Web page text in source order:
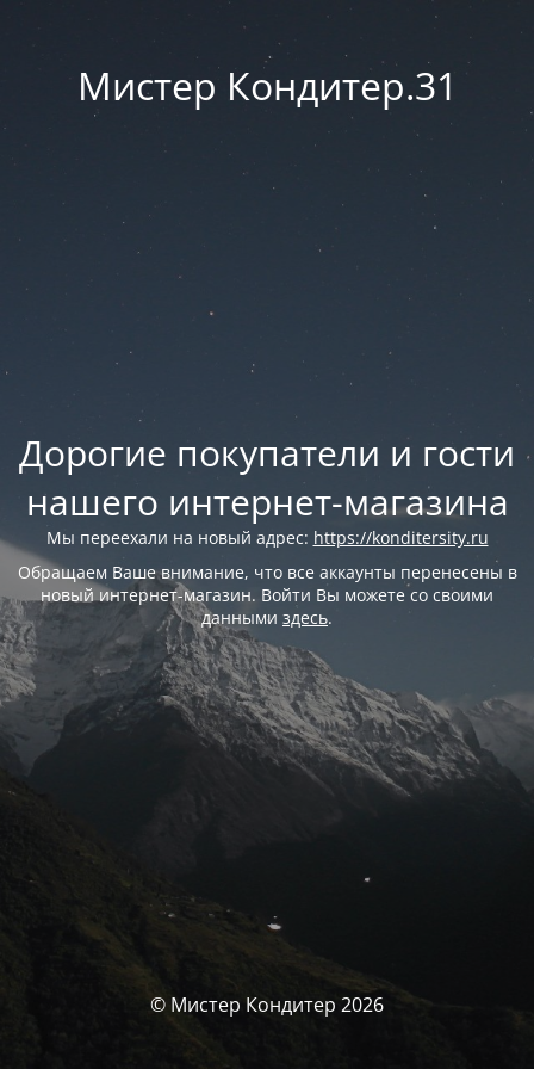
Мистер Кондитер.31
Дорогие покупатели и гости
нашего интернет-магазина
Мы переехали на новый адрес: https://konditersity.ru
Обращаем Ваше внимание, что все аккаунты перенесены в
новый интернет-магазин. Войти Вы можете со своими
данными здесь.
© Мистер Кондитер 2026